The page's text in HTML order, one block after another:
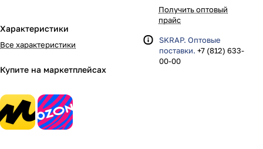
Характеристики
Все характеристики
Купите на маркетплейсах
Получить оптовый
прайс
SKRAP. Оптовые
поставки. +7 (812) 633-
00-00